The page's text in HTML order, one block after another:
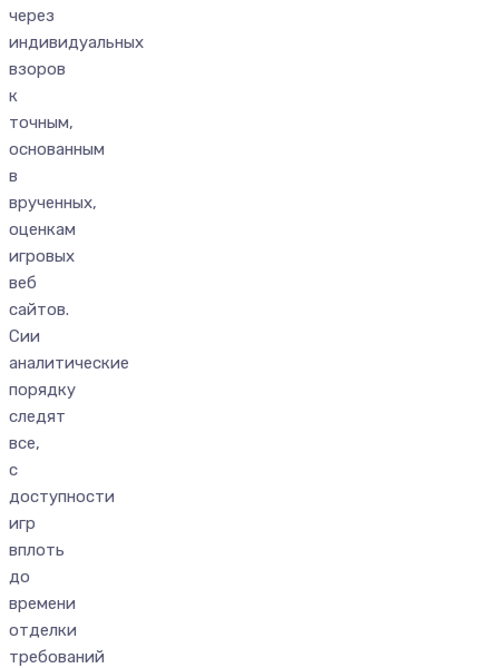
через
индивидуальных
взоров
к
точным,
основанным
в
врученных,
оценкам
игровых
веб
сайтов.
Сии
аналитические
порядку
следят
все,
с
доступности
игр
вплоть
до
времени
отделки
требований